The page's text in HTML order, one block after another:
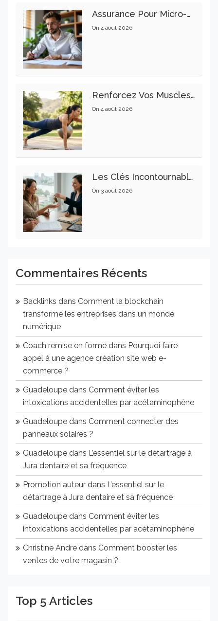
Assurance Pour Micro-Entrepreneur : Les Garanties Essentielles À Connaître
On 4 août 2026
Renforcez Vos Muscles Profonds Pour Apaiser Votre Mal De Dos
On 4 août 2026
Les Clés Incontournables Pour Réussir Vos Transactions Immobilières
On 3 août 2026
Commentaires Récents
Backlinks dans Comment la blockchain
transforme les entreprises dans un monde
numérique
Coach remise en forme dans Pourquoi faire
appel à une agence création site web e-
commerce ?
Guadeloupe dans Comment éviter les
intoxications accidentelles par acétaminophène
Guadeloupe dans Comment connecter des
panneaux solaires ?
Guadeloupe dans L’essentiel sur le détartrage à
Jura dentaire et sa fréquence
Promotion auteur dans L’essentiel sur le
détartrage à Jura dentaire et sa fréquence
Guadeloupe dans Comment éviter les
intoxications accidentelles par acétaminophène
Christine Andre dans Comment booster les
ventes de votre magasin ?
Top 5 Articles